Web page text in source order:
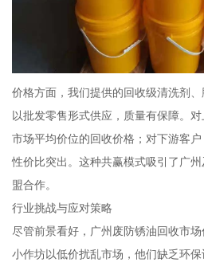
价格方面，我们提供的回收级清洗剂、
以批发零售形式供应，质量有保障。
市场平均价位的回收价格；对下游客户
性价比突出。这种共赢模式吸引了广
盟合作。
行业挑战与应对策略
尽管前景看好，广州废防锈油回收市
小作坊以低价扰乱市场，他们缺乏环保